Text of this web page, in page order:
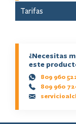
Tarifas
US$65
¿Necesitas
este
809 960
809 960